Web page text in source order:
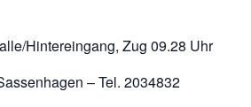
Hintereingang, Zug 09.28 Uhr
– Tel. 2034832